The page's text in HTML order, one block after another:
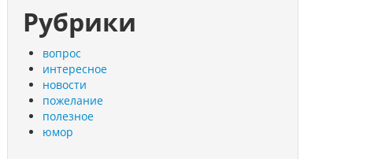
Рубрики
вопрос
интересное
новости
пожелание
полезное
юмор